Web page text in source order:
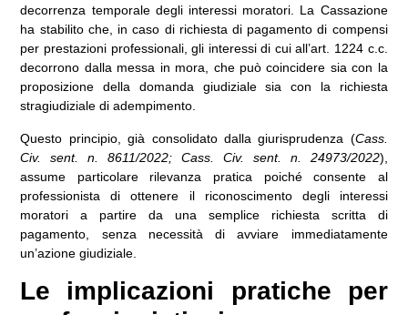
decorrenza temporale degli interessi moratori. La Cassazione
ha stabilito che, in caso di richiesta di pagamento di compensi
per prestazioni professionali, gli interessi di cui all’art. 1224 c.c.
decorrono dalla messa in mora, che può coincidere sia con la
proposizione della domanda giudiziale sia con la richiesta
stragiudiziale di adempimento.
Questo principio, già consolidato dalla giurisprudenza (Cass.
Civ. sent. n. 8611/2022; Cass. Civ. sent. n. 24973/2022),
assume particolare rilevanza pratica poiché consente al
professionista di ottenere il riconoscimento degli interessi
moratori a partire da una semplice richiesta scritta di
pagamento, senza necessità di avviare immediatamente
un’azione giudiziale.
Le implicazioni pratiche per